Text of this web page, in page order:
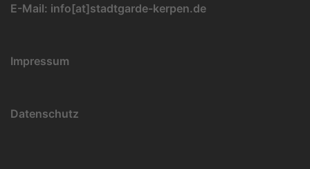
E-Mail: info[at]stadtgarde-kerpen.de
Impressum
Datenschutz